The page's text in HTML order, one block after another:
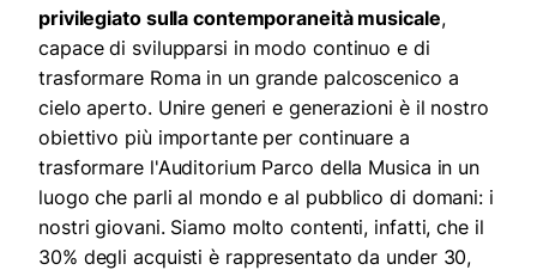
privilegiato sulla contemporaneità musicale,
capace di svilupparsi in modo continuo e di
trasformare Roma in un grande palcoscenico a
cielo aperto. Unire generi e generazioni è il nostro
obiettivo più importante per continuare a
trasformare l'Auditorium Parco della Musica in un
luogo che parli al mondo e al pubblico di domani: i
nostri giovani. Siamo molto contenti, infatti, che il
30% degli acquisti è rappresentato da under 30,